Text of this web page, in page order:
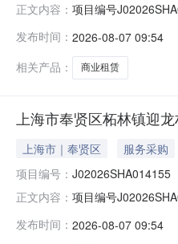
正文内容： 项目编号
021-62657272-124
发布时间： 2026-08-07 09:54
相关产品：
商业租赁
上海市奉贤区柘林镇迎
上海市｜奉贤区 服务采购
项目编号： J02026SHA014155
正文内容： 项目编号
021-62657272-124
发布时间： 2026-08-07 09:54